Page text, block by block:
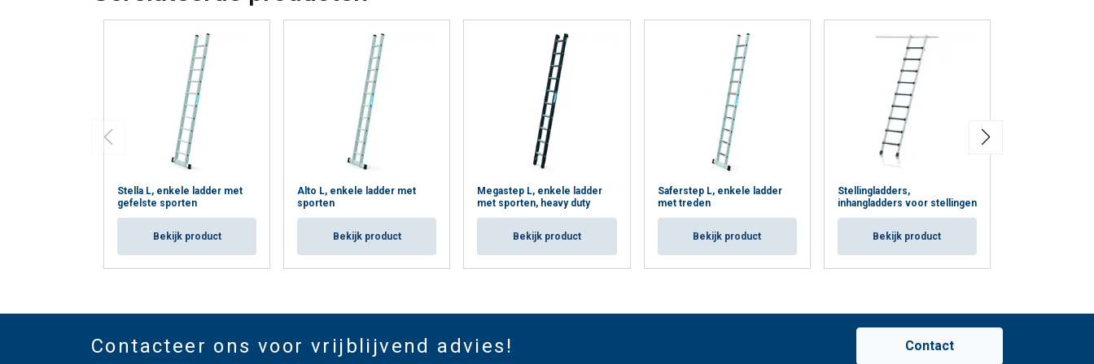
Stella L, enkele ladder met
gefelste sporten
Bekijk product
Alto L, enkele ladder met
sporten
Bekijk product
Megastep L, enkele ladder
met sporten, heavy duty
Bekijk product
Saferstep L, enkele ladder
met treden
Bekijk product
Stellingladders,
inhangladders voor stellingen
Bekijk product
Contacteer ons voor vrijblijvend advies! Contact